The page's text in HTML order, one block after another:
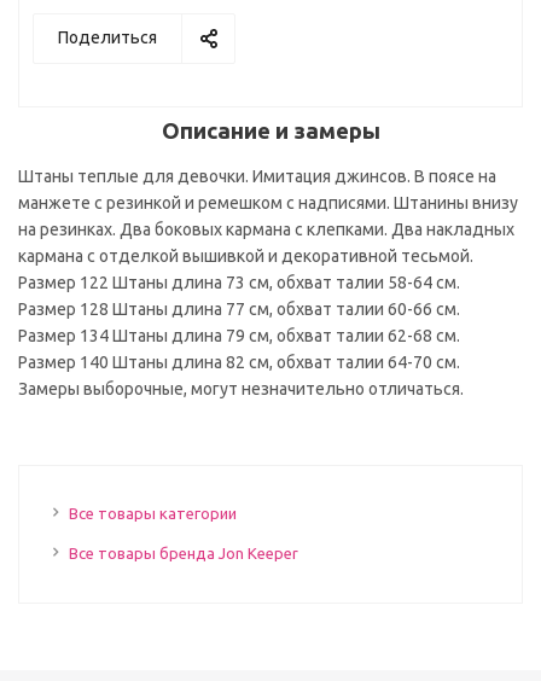
Поделиться
Описание и замеры
Штаны теплые для девочки. Имитация джинсов. В поясе на
манжете с резинкой и ремешком с надписями. Штанины внизу
на резинках. Два боковых кармана с клепками. Два накладных
кармана с отделкой вышивкой и декоративной тесьмой.
Размер 122 Штаны длина 73 см, обхват талии 58-64 см.
Размер 128 Штаны длина 77 см, обхват талии 60-66 см.
Размер 134 Штаны длина 79 см, обхват талии 62-68 см.
Размер 140 Штаны длина 82 см, обхват талии 64-70 см.
Замеры выборочные, могут незначительно отличаться.
Все товары категории
Все товары бренда Jon Keeper